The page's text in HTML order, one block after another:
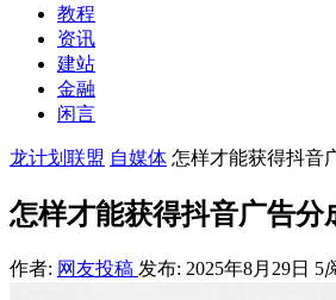
教程
资讯
建站
金融
闲言
龙计划联盟 自媒体 怎样才能获得抖音
怎样才能获得抖音广告分
作者: 网友投稿 发布: 2025年8月29日 5